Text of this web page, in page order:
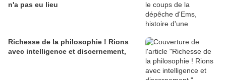
n'a pas eu lieu
Richesse de la philosophie ! Rions
avec intelligence et discernement,